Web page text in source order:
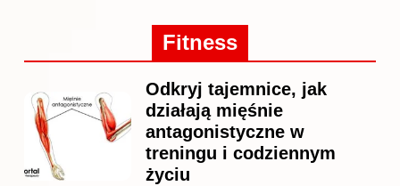
Fitness
Odkryj tajemnice, jak
działają mięśnie
antagonistyczne w
treningu i codziennym
życiu